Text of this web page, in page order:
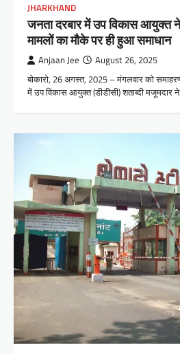
JHARKHAND
जनता दरबार में उप विकास आयुक्त
मामलों का मौके पर ही हुआ समाधान
Anjaan Jee August 26, 2025
बोकारो, 26 अगस्त, 2025 – मंगलवार को
में उप विकास आयुक्त (डीडीसी) शताब्दी मजूमदार